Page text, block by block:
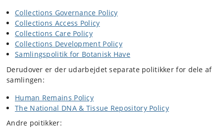
Collections Governance Policy
Collections Access Policy
Collections Care Policy
Collections Development Policy
Samlingspolitik for Botanisk Have
Derudover er der udarbejdet separate politikker for dele af
samlingen:
Human Remains Policy
The National DNA & Tissue Repository Policy
Andre poitikker: